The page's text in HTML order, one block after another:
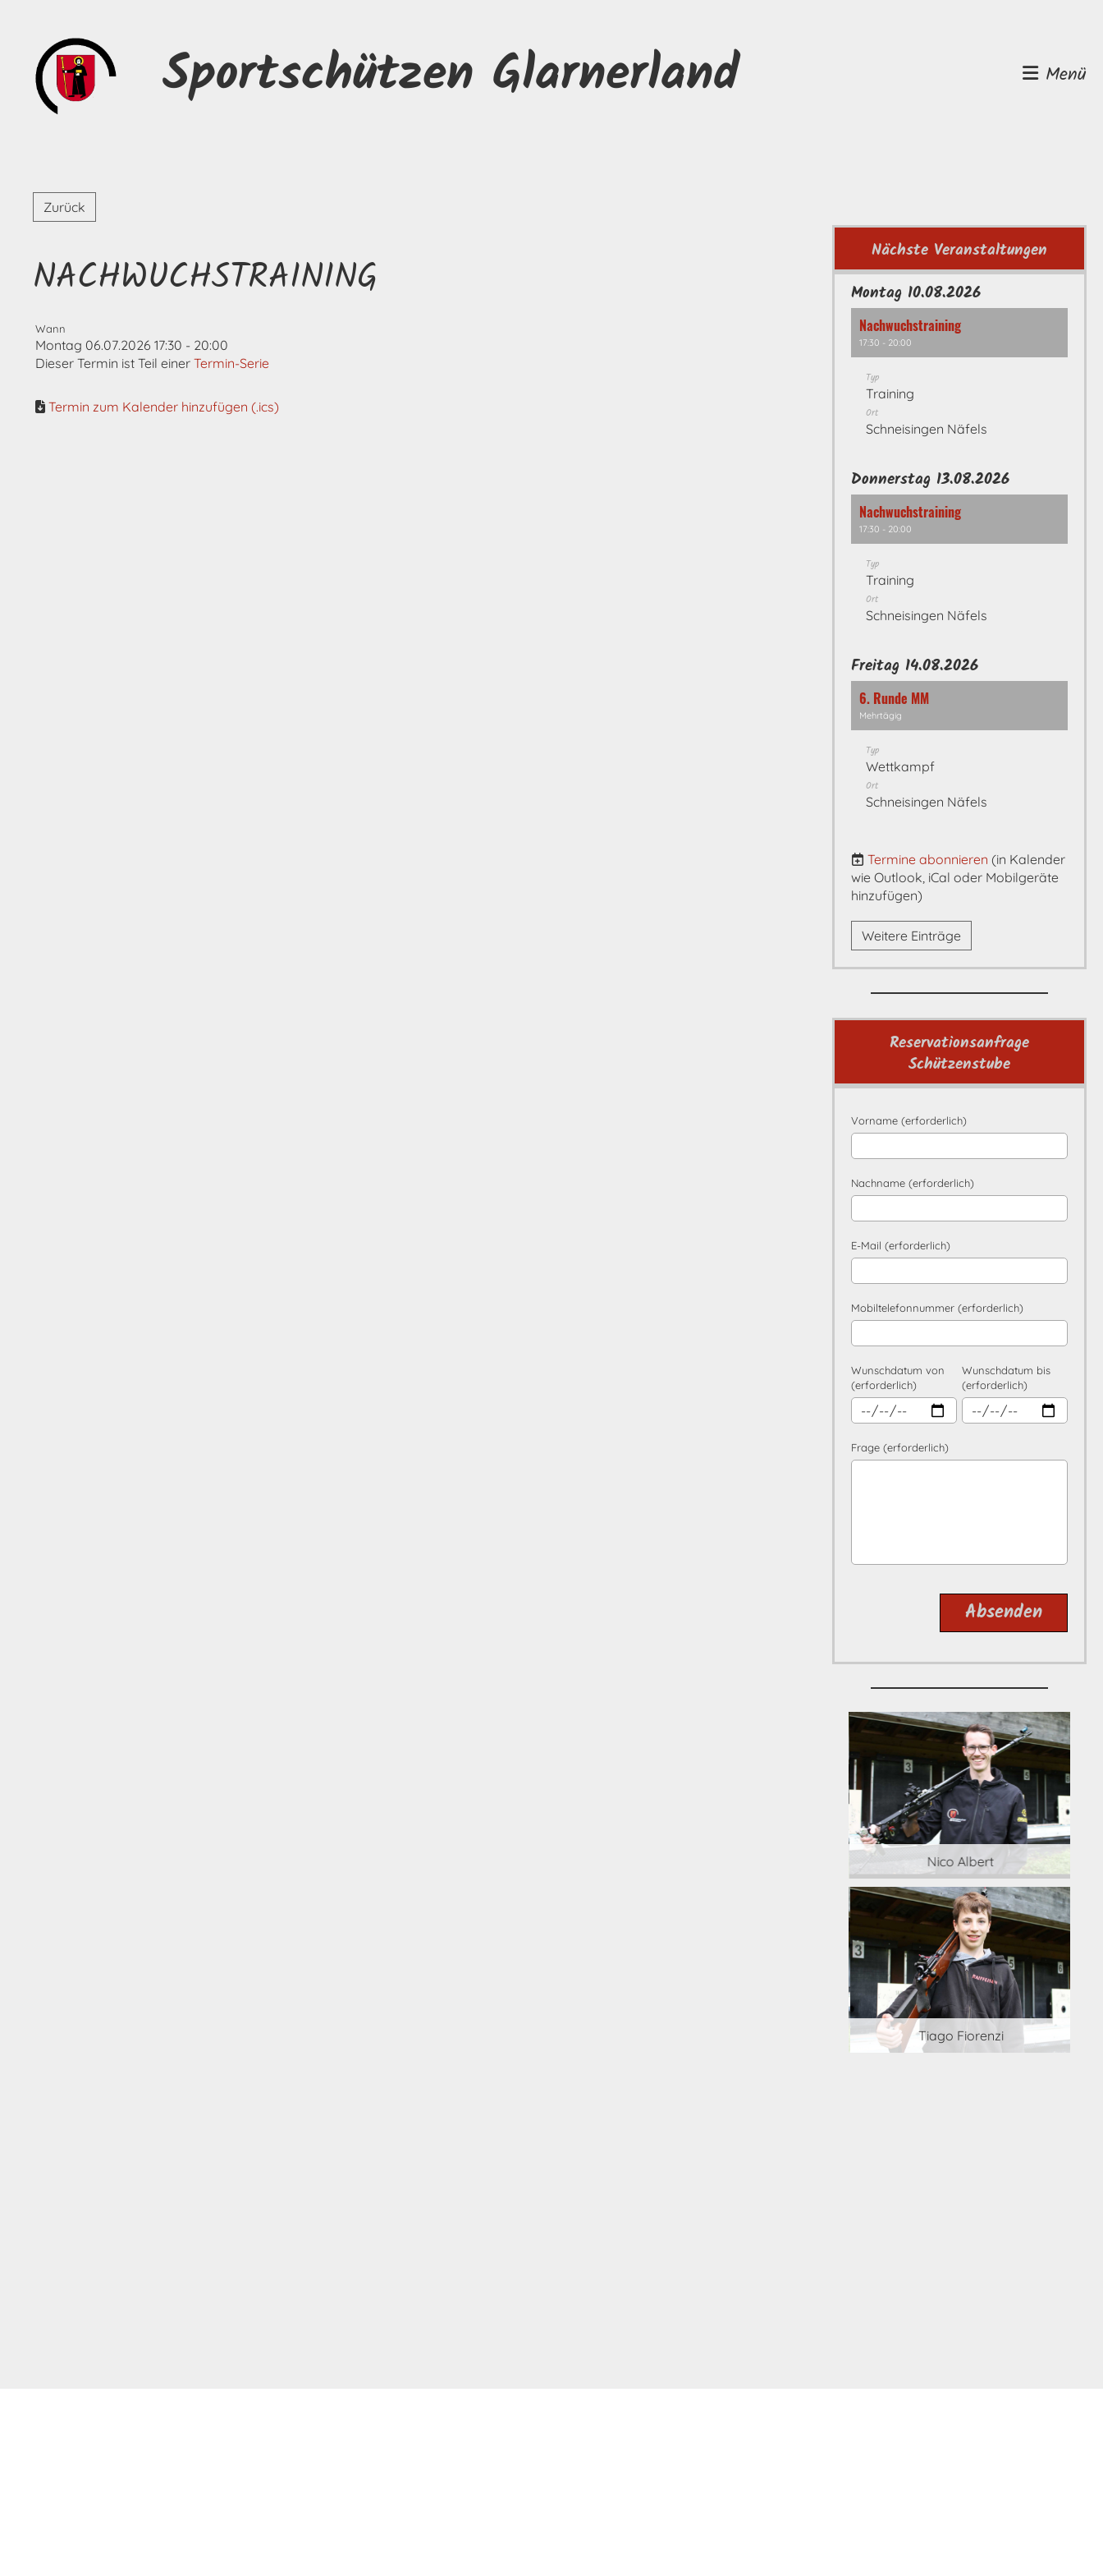
Sportschützen Glarnerland Menü
Zurück
NACHWUCHSTRAINING
Wann
Montag 06.07.2026 17:30 - 20:00
Dieser Termin ist Teil einer Termin-Serie
Termin zum Kalender hinzufügen (.ics)
Nächste Veranstaltungen
Montag 10.08.2026
Nachwuchstraining
17:30 - 20:00
Typ
Training
Ort
Schneisingen Näfels
Donnerstag 13.08.2026
Nachwuchstraining
17:30 - 20:00
Typ
Training
Ort
Schneisingen Näfels
Freitag 14.08.2026
6. Runde MM
Mehrtägig
Typ
Wettkampf
Ort
Schneisingen Näfels
Termine abonnieren (in Kalender
wie Outlook, iCal oder Mobilgeräte
hinzufügen)
Weitere Einträge
Reservationsanfrage
Schützenstube
Vorname (erforderlich)
Nachname (erforderlich)
E-Mail (erforderlich)
Mobiltelefonnummer (erforderlich)
Wunschdatum von
(erforderlich)
Wunschdatum bis
(erforderlich)
Frage (erforderlich)
Nico Albert
Tiago Fiorenzi